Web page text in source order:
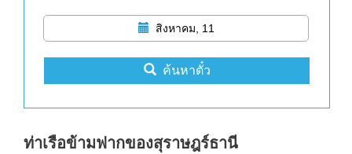
สิงหาคม, 11
ค้นหาตั๋ว
ท่าเรือข้ามฟากของสุราษฎร์ธานี